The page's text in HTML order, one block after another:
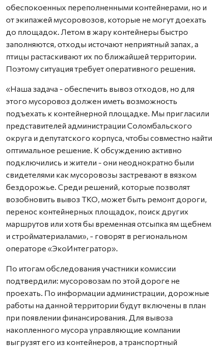
обеспокоенных переполненными контейнерами, но и
от экипажей мусоровозов, которые не могут доехать
до площадок. Летом в жару контейнеры быстро
заполняются, отходы источают неприятный запах, а
птицы растаскивают их по ближайшей территории.
Поэтому ситуация требует оперативного решения.
«Наша задача - обеспечить вывоз отходов, но для
этого мусоровоз должен иметь возможность
подъехать к контейнерной площадке. Мы пригласили
представителей администрации Соломбальского
округа и депутатского корпуса, чтобы совместно найти
оптимальное решение. К обсуждению активно
подключились и жители - они неоднократно были
свидетелями как мусоровозы застревают в вязком
бездорожье. Среди решений, которые позволят
возобновить вывоз ТКО, может быть ремонт дороги,
перенос контейнерных площадок, поиск других
маршрутов или хотя бы временная отсыпка ям щебнем
и стройматериалами», - говорят в региональном
операторе «ЭкоИнтегратор».
По итогам обследования участники комиссии
подтвердили: мусоровозам по этой дороге не
проехать. По информации администрации, дорожные
работы на данной территории будут включены в план
при появлении финансирования. Для вывоза
накопленного мусора управляющие компании
выгрузят его из контейнеров, а транспортный